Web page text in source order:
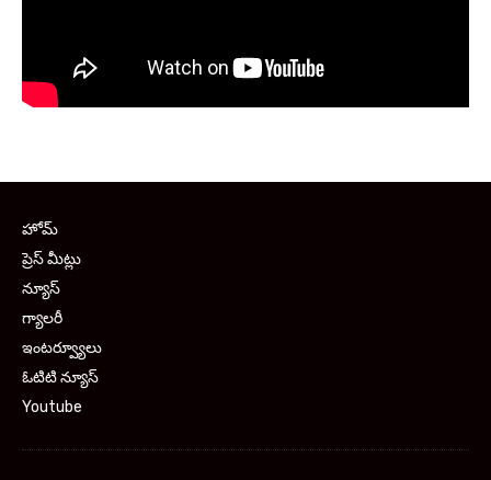
హోమ్
ప్రెస్ మీట్లు
న్యూస్
గ్యాలరీ
ఇంటర్వ్యూలు
ఓటిటి న్యూస్
Youtube